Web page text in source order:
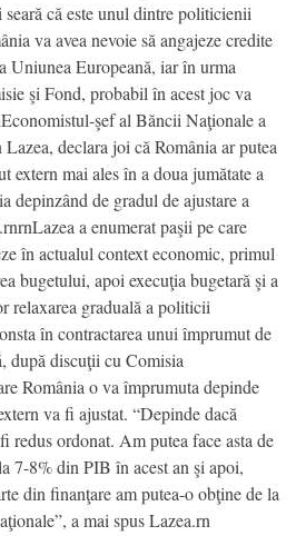
că este unul dintre politicienii
va avea nevoie să angajeze credite
Uniunea Europeană, iar în urma
şi Fond, probabil în acest joc va
şef al Băncii Naţionale a
declara joi că România ar putea
extern mai ales în a doua jumătate a
depinzând de gradul de ajustare a
a enumerat paşii pe care
în actualul context economic, primul
bugetului, apoi execuţia bugetară şi a
relaxarea graduală a politicii
în contractarea unui împrumut de
după discuţii cu Comisia
România o va împrumuta depinde
va fi ajustat. “Depinde dacă
redus ordonat. Am putea face asta de
7-8% din PIB în acest an şi apoi,
din finanţare am putea-o obţine de la
a mai spus Lazea.rn